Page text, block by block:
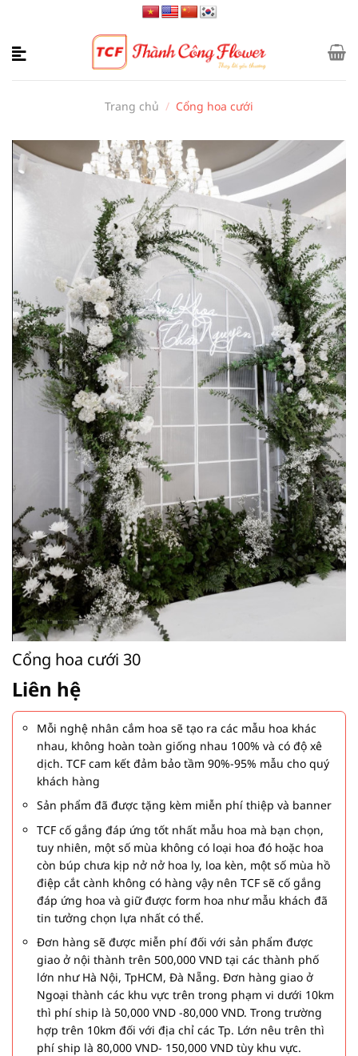
nội
Trang chủ / Cổng hoa cưới
Cổng hoa cưới 30
Liên hệ
Mỗi nghệ nhân cắm hoa sẽ tạo ra các mẫu hoa khác
nhau, không hoàn toàn giống nhau 100% và có độ xê
dịch. TCF cam kết đảm bảo tầm 90%-95% mẫu cho quý
khách hàng
Sản phẩm đã được tặng kèm miễn phí thiệp và banner
TCF cố gắng đáp ứng tốt nhất mẫu hoa mà bạn chọn,
tuy nhiên, một số mùa không có loại hoa đó hoặc hoa
còn búp chưa kịp nở nở hoa ly, loa kèn, một số mùa hồ
điệp cắt cành không có hàng vậy nên TCF sẽ cố gắng
đáp ứng hoa và giữ được form hoa như mẫu khách đã
tin tưởng chọn lựa nhất có thể.
Đơn hàng sẽ được miễn phí đối với sản phẩm được
giao ở nội thành trên 500,000 VND tại các thành phố
lớn như Hà Nội, TpHCM, Đà Nẵng. Đơn hàng giao ở
Ngoại thành các khu vực trên trong phạm vi dưới 10km
thì phí ship là 50,000 VND -80,000 VND. Trong trường
hợp trên 10km đối với địa chỉ các Tp. Lớn nêu trên thì
phí ship là 80,000 VND- 150,000 VND tùy khu vực.